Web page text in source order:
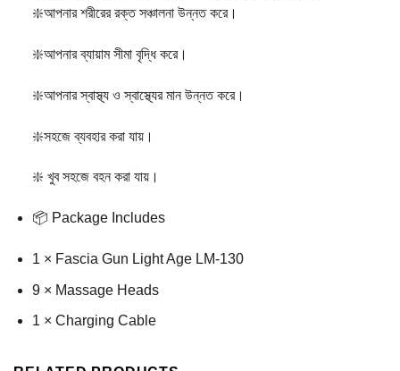
❇️আপনার শরীরের রক্ত সঞ্চালনা উন্নত করে।
❇️আপনার ব্যায়াম সীমা বৃদ্ধি করে।
❇️আপনার স্বাস্থ্য ও স্বাস্থ্যের মান উন্নত করে।
❇️সহজে ব্যবহার করা যায়।
❇️ খুব সহজে বহন করা যায়।
📦 Package Includes
1 × Fascia Gun Light Age LM-130
9 × Massage Heads
1 × Charging Cable